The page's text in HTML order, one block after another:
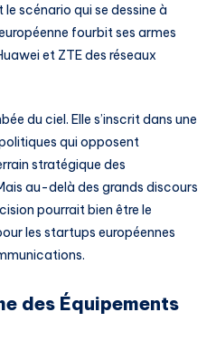
scénario qui se dessine à
fourbit ses armes
et ZTE des réseaux
du ciel. Elle s’inscrit dans une
qui opposent
stratégique des
au-delà des grands discours
pourrait bien être le
les startups européennes
des Équipements